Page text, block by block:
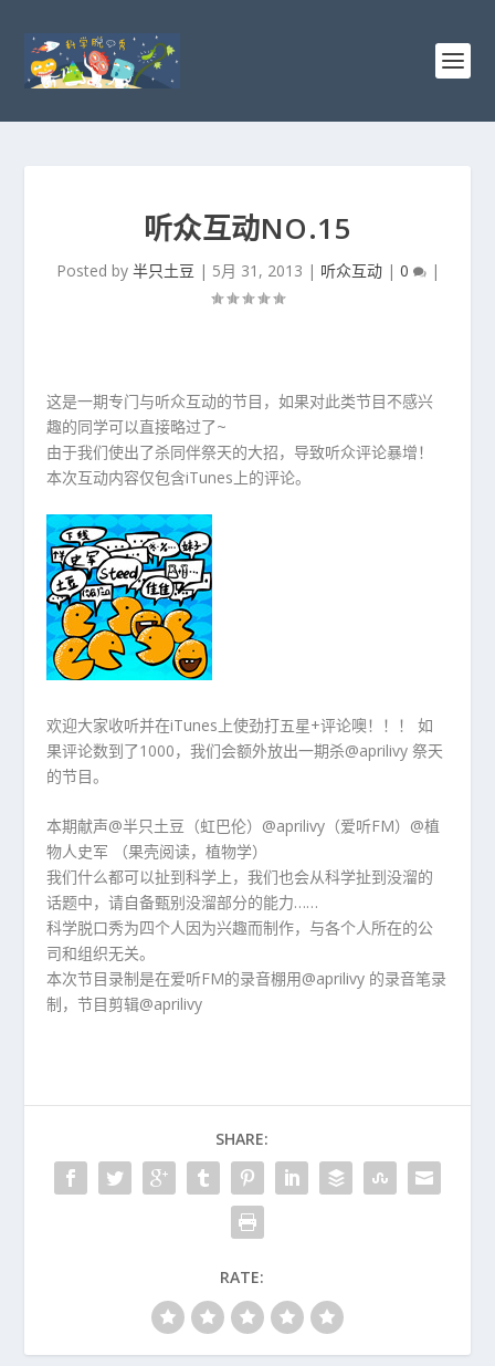
听众互动NO.15
Posted by 半只土豆 | 5月 31, 2013 | 听众互动| 0 |
这是一期专门与听众互动的节目，如果对此类节目不感兴
趣的同学可以直接略过了~
由于我们使出了杀同伴祭天的大招，导致听众评论暴增！
本次互动内容仅包含iTunes上的评论。
欢迎大家收听并在iTunes上使劲打五星+评论噢！！！ 如
果评论数到了1000，我们会额外放出一期杀@aprilivy 祭天
的节目。
本期献声@半只土豆（虹巴伦）@aprilivy（爱听FM）@植
物人史军 （果壳阅读，植物学）
我们什么都可以扯到科学上，我们也会从科学扯到没溜的
话题中，请自备甄别没溜部分的能力……
科学脱口秀为四个人因为兴趣而制作，与各个人所在的公
司和组织无关。
本次节目录制是在爱听FM的录音棚用@aprilivy 的录音笔录
制，节目剪辑@aprilivy
SHARE:
RATE: